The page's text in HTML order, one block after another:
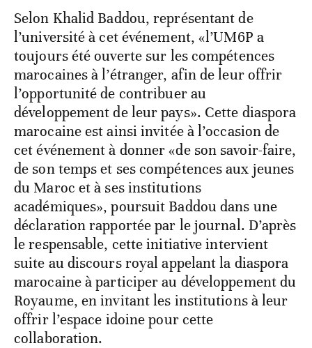
Selon Khalid Baddou, représentant de
l’université à cet événement, «l’UM6P a
toujours été ouverte sur les compétences
marocaines à l’étranger, afin de leur offrir
l’opportunité de contribuer au
développement de leur pays». Cette diaspora
marocaine est ainsi invitée à l’occasion de
cet événement à donner «de son savoir-faire,
de son temps et ses compétences aux jeunes
du Maroc et à ses institutions
académiques», poursuit Baddou dans une
déclaration rapportée par le journal. D’après
le respensable, cette initiative intervient
suite au discours royal appelant la diaspora
marocaine à participer au développement du
Royaume, en invitant les institutions à leur
offrir l’espace idoine pour cette
collaboration.